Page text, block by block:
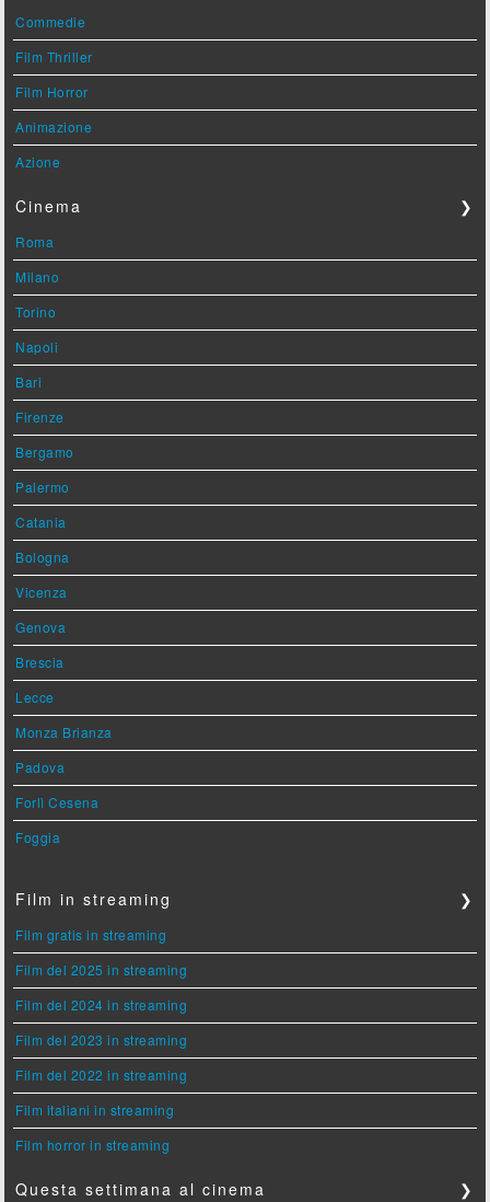
Commedie
Film Thriller
Film Horror
Animazione
Azione
Cinema ❯
Roma
Milano
Torino
Napoli
Bari
Firenze
Bergamo
Palermo
Catania
Bologna
Vicenza
Genova
Brescia
Lecce
Monza Brianza
Padova
Forlì Cesena
Foggia
Film in streaming ❯
Film gratis in streaming
Film del 2025 in streaming
Film del 2024 in streaming
Film del 2023 in streaming
Film del 2022 in streaming
Film italiani in streaming
Film horror in streaming
Questa settimana al cinema ❯